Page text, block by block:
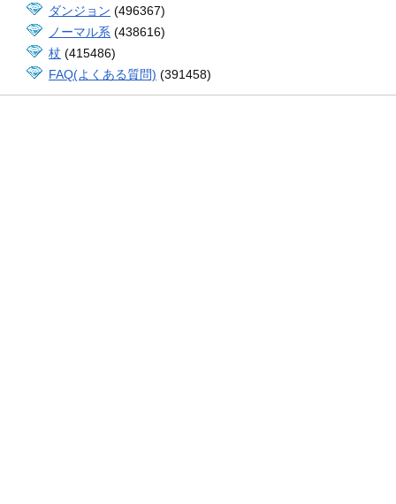
ダンジョン (496367)
ノーマル系 (438616)
杖 (415486)
FAQ(よくある質問) (391458)